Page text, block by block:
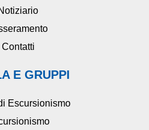
Contatti
E GRUPPI
Escursionismo